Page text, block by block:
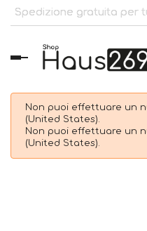
Spedizione gratuita per
navigazione
Non puoi effettuare un
(United States).
Non puoi effettuare un
(United States).